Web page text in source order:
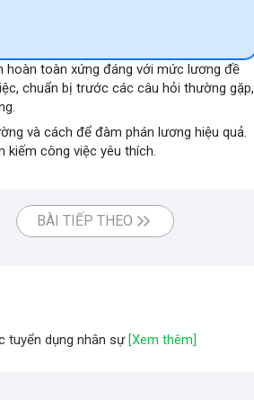
hoàn toàn xứng đáng với mức lương đề
chuẩn bị trước các câu hỏi thường gặp,
và cách để đàm phán lương hiệu quả.
kiếm công việc yêu thích.
BÀI TIẾP THEO
tuyển dụng nhân sự [Xem thêm]